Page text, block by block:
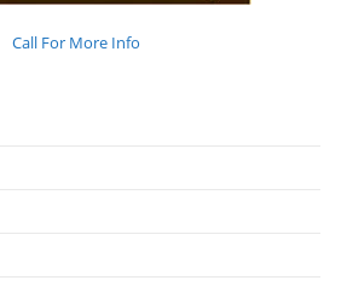
Call For More Info